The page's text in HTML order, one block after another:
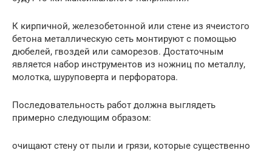
К кирпичной, железобетонной или стене из ячеистого
бетона металлическую сеть монтируют с помощью
дюбелей, гвоздей или саморезов. Достаточным
является набор инструментов из ножниц по металлу,
молотка, шуруповерта и перфоратора.
Последовательность работ должна выглядеть
примерно следующим образом:
очищают стену от пыли и грязи, которые существенно